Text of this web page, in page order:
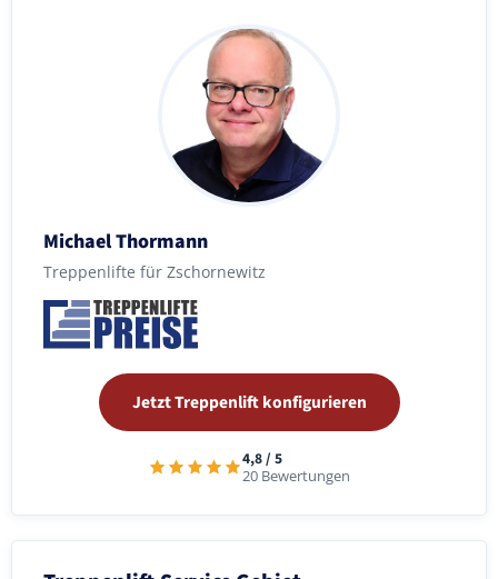
Michael Thormann
Treppenlifte für Zschornewitz
Jetzt Treppenlift konfigurieren
4,8 / 5
20 Bewertungen